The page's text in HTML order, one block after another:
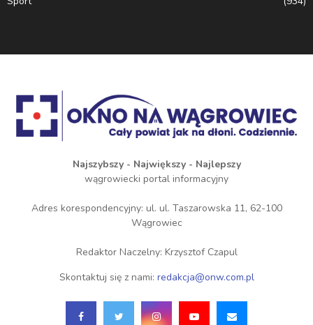
Najszybszy - Największy - Najlepszy
wągrowiecki portal informacyjny
Adres korespondencyjny: ul. ul. Taszarowska 11, 62-100
Wągrowiec
Redaktor Naczelny: Krzysztof Czapul
Skontaktuj się z nami: redakcja@onw.com.pl